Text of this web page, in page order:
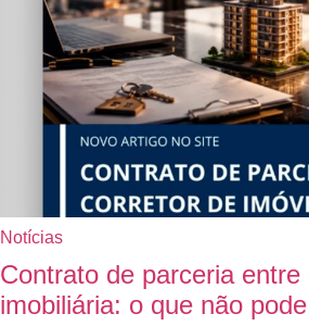
Notícias
Contrato de parceria entre
imobiliária: o que não